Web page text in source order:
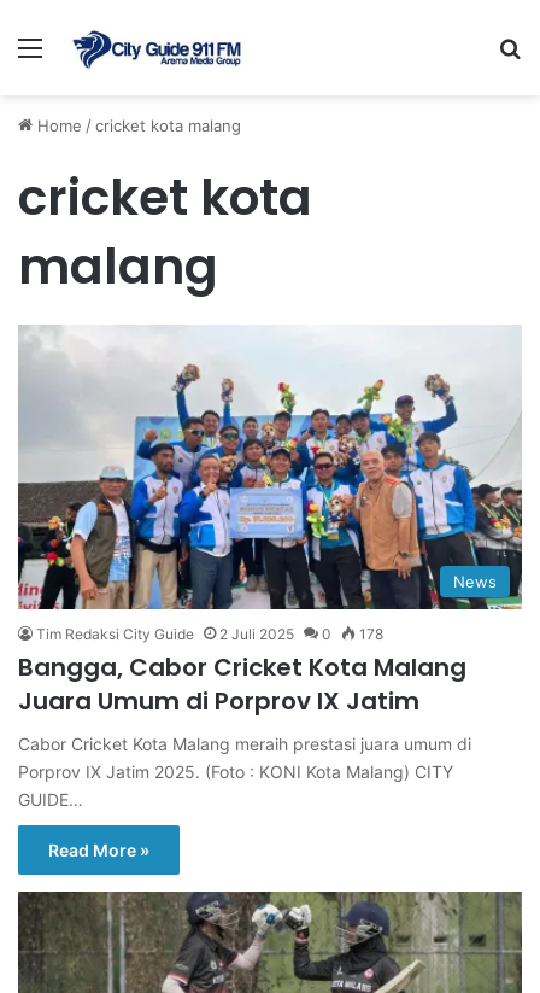
Menu
Home /cricket kota malang
cricket kota
malang
News
Tim Redaksi City Guide 2 Juli 2025 0 178
Bangga, Cabor Cricket Kota Malang
Juara Umum di Porprov IX Jatim
Cabor Cricket Kota Malang meraih prestasi juara umum di
Porprov IX Jatim 2025. (Foto : KONI Kota Malang) CITY
GUIDE…
Read More »